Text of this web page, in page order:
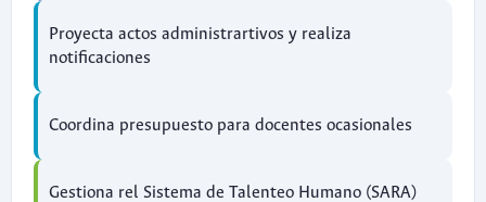
Proyecta actos administrartivos y realiza
notificaciones
Coordina presupuesto para docentes ocasionales
Gestiona rel Sistema de Talenteo Humano (SARA)